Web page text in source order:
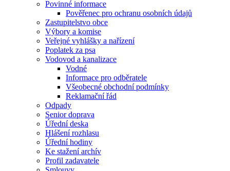
Povinné informace
Pověřenec pro ochranu osobních údajů
Zastupitelstvo obce
Výbory a komise
Veřejné vyhlášky a nařízení
Poplatek za psa
Vodovod a kanalizace
Vodné
Informace pro odběratele
Všeobecné obchodní podmínky
Reklamační řád
Odpady
Senior doprava
Úřední deska
Hlášení rozhlasu
Úřední hodiny
Ke stažení archív
Profil zadavatele